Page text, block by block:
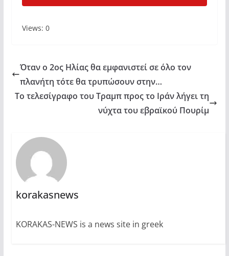
Views: 0
Όταν ο 2ος Ηλίας θα εμφανιστεί σε όλο τον
πλανήτη τότε θα τρυπώσουν στην…
Το τελεσίγραφο του Τραμπ προς το Ιράν λήγει τη
νύχτα του εβραϊκού Πουρίμ
korakasnews
KORAKAS-NEWS is a news site in greek